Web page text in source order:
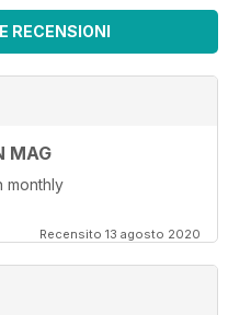
RECENSIONI
MAG
monthly
Recensito 13 agosto 2020